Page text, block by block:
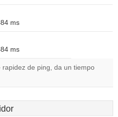
ms
ms
de ping, da un tiempo